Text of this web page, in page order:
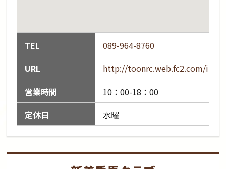
TEL
089-964-8760
URL
http://toonrc.web.fc2.com/
営業時間
10：00-18：00
定休日
水曜